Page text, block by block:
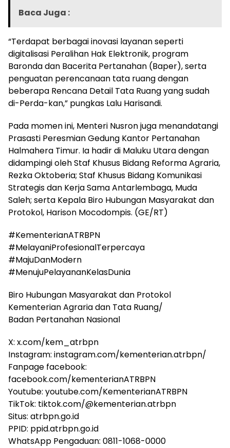
Baca Juga :
“Terdapat berbagai inovasi layanan seperti
digitalisasi Peralihan Hak Elektronik, program
Baronda dan Bacerita Pertanahan (Baper), serta
penguatan perencanaan tata ruang dengan
beberapa Rencana Detail Tata Ruang yang sudah
di-Perda-kan,” pungkas Lalu Harisandi.
Pada momen ini, Menteri Nusron juga menandatangi
Prasasti Peresmian Gedung Kantor Pertanahan
Halmahera Timur. Ia hadir di Maluku Utara dengan
didampingi oleh Staf Khusus Bidang Reforma Agraria,
Rezka Oktoberia; Staf Khusus Bidang Komunikasi
Strategis dan Kerja Sama Antarlembaga, Muda
Saleh; serta Kepala Biro Hubungan Masyarakat dan
Protokol, Harison Mocodompis. (GE/RT)
#KementerianATRBPN
#MelayaniProfesionalTerpercaya
#MajuDanModern
#MenujuPelayananKelasDunia
Biro Hubungan Masyarakat dan Protokol
Kementerian Agraria dan Tata Ruang/
Badan Pertanahan Nasional
X: x.com/kem_atrbpn
Instagram: instagram.com/kementerian.atrbpn/
Fanpage facebook:
facebook.com/kementerianATRBPN
Youtube: youtube.com/KementerianATRBPN
TikTok: tiktok.com/@kementerian.atrbpn
Situs: atrbpn.go.id
PPID: ppid.atrbpn.go.id
WhatsApp Pengaduan: 0811-1068-0000